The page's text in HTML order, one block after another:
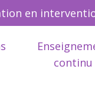
en
continu